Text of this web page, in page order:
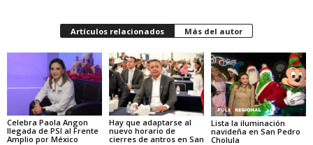
Artículos relacionados Más del autor
Celebra Paola Angon
llegada de PSI al Frente
Amplio por México
Hay que adaptarse al
nuevo horario de
cierres de antros en San
Lista la iluminación
navideña en San Pedro
Cholula